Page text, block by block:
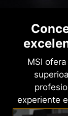
MSI
experiente